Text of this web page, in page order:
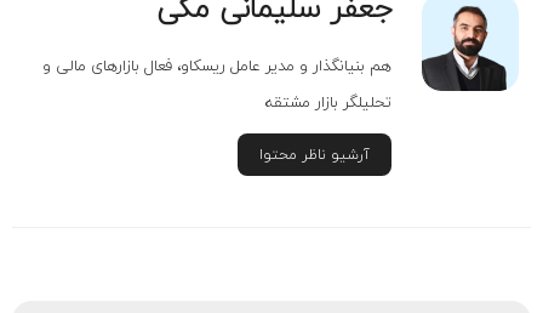
هم بنیانگذار و مدیر عامل ریسکاو، فعال بازارهای مالی و
تحلیلگر بازار مشتقه
آرشیو ناظر محتوا